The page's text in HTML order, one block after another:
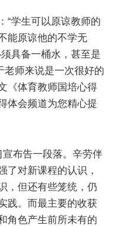
“学生可以原谅教师的
能原谅他的不学无
具备一桶水，甚至是
老师来说是一次很好的
《体育教师国培心得
体会频道为您精心提
布告一段落。辛劳伴
了对新课程的认识，
，但还有些笼统，仍
践。而最主要的收获
角色产生前所未有的